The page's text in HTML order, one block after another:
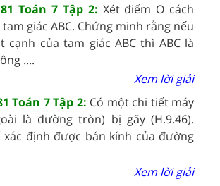
Toán 7 Tập 2: Xét điểm O cách
giác ABC. Chứng minh rằng nếu
cạnh của tam giác ABC thì ABC là
....
Xem lời giải
Toán 7 Tập 2: Có một chi tiết máy
là đường tròn) bị gãy (H.9.46).
xác định được bán kính của đường
Xem lời giải